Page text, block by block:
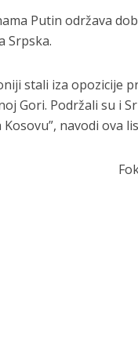
Putin održava
Srpska.
stali iza opozicije
Gori. Podržali su i
navodi ova